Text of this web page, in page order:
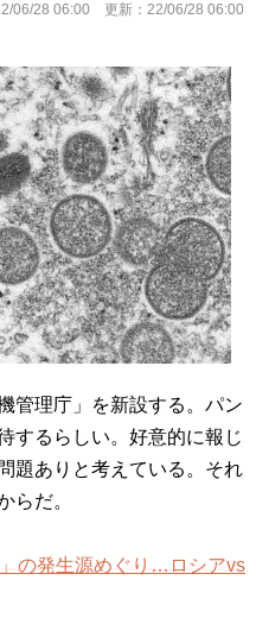
06/28 06:00 更新： 22/06/28 06:00
管理庁」を新設する。パン
するらしい。好意的に報じ
題ありと考えている。それ
らだ。
の発生源めぐり…ロシアvs